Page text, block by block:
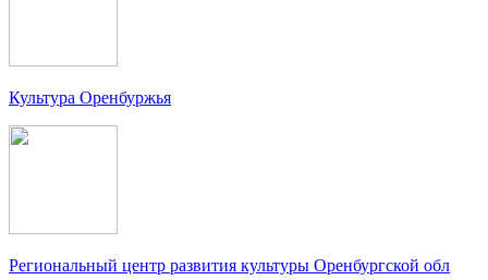
Культура Оренбуржья
Региональный центр развития культуры Оренбургской обл